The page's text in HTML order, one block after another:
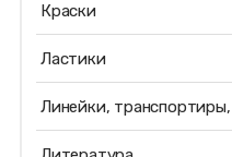
Краски
Ластики
Линейки,